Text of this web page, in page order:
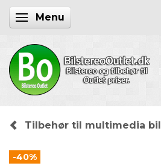
Skifte navigation
Menu
Tilbehør til multimedia bil
-40%